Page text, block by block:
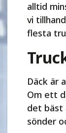
alltid
vi
flesta
Däck är
Om ett
det bäst
sönder